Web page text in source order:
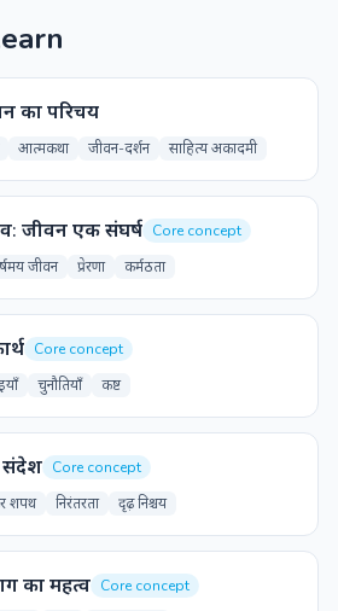
का परिचय
आत्मकथा जीवन-दर्शन साहित्य अकादमी
जीवन एक संघर्ष Core concept
जीवन प्रेरणा कर्मठता
Core concept
चुनौतियाँ कष्ट
संदेश Core concept
शपथ निरंतरता दृढ़ निश्चय
का महत्व Core concept